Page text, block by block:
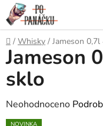
Přejít
na
obsah
Domů
/ Whisky / Jameson
Jameson
sklo
Průměrné
hodnocení
Neohodnoceno
NOVINKA